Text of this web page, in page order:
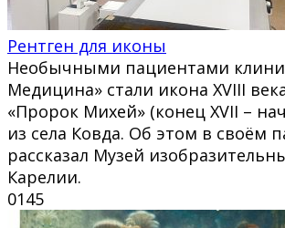
Рентген для иконы
Необычными пациентами
Медицина» стали икона XVIII
«Пророк Михей» (конец XVII –
из села Ковда. Об этом в своём
рассказал Музей
Карелии.
0145